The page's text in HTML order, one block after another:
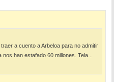
a cuento a Arbeloa para no admitir
han estafado 60 millones. Tela...